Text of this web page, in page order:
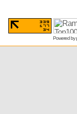
Powered by